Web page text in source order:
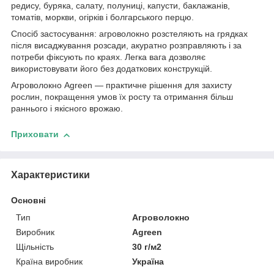
редису, буряка, салату, полуниці, капусти, баклажанів,
томатів, моркви, огірків і болгарського перцю.
Спосіб застосування: агроволокно розстеляють на грядках
після висаджування розсади, акуратно розправляють і за
потреби фіксують по краях. Легка вага дозволяє
використовувати його без додаткових конструкцій.
Агроволокно Agreen — практичне рішення для захисту
рослин, покращення умов їх росту та отримання більш
раннього і якісного врожаю.
Приховати
Характеристики
Основні
Тип
Агроволокно
Виробник
Agreen
Щільність
30 г/м2
Країна виробник
Україна